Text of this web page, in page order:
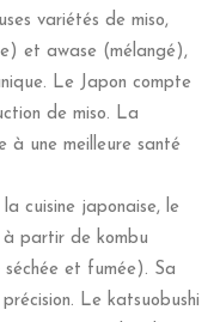
variétés de miso,
et awase (mélangé),
Le Japon compte
de miso. La
à une meilleure santé
la cuisine japonaise, le
à partir de kombu
et fumée). Sa
Le katsuobushi